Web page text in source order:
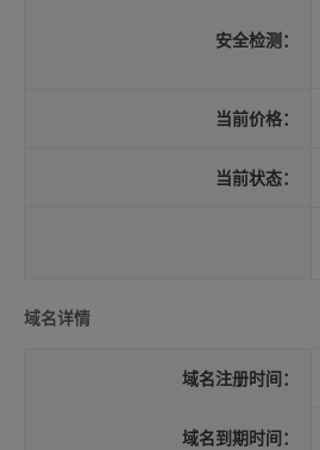
安全检测：
当前价格：
当前状态：
域名详情
域名注册时间：
域名到期时间：